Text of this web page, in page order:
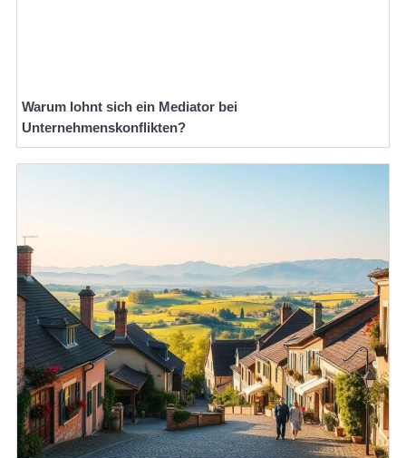
Warum lohnt sich ein Mediator bei
Unternehmenskonflikten?